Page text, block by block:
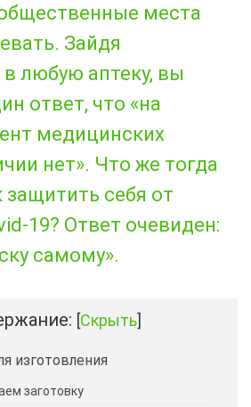
места
Зайдя
в любую аптеку, вы
ответ, что «на
медицинских
нет». Что же тогда
защитить себя от
19? Ответ очевиден:
самому».
[Скрыть]
изготовления
заготовку